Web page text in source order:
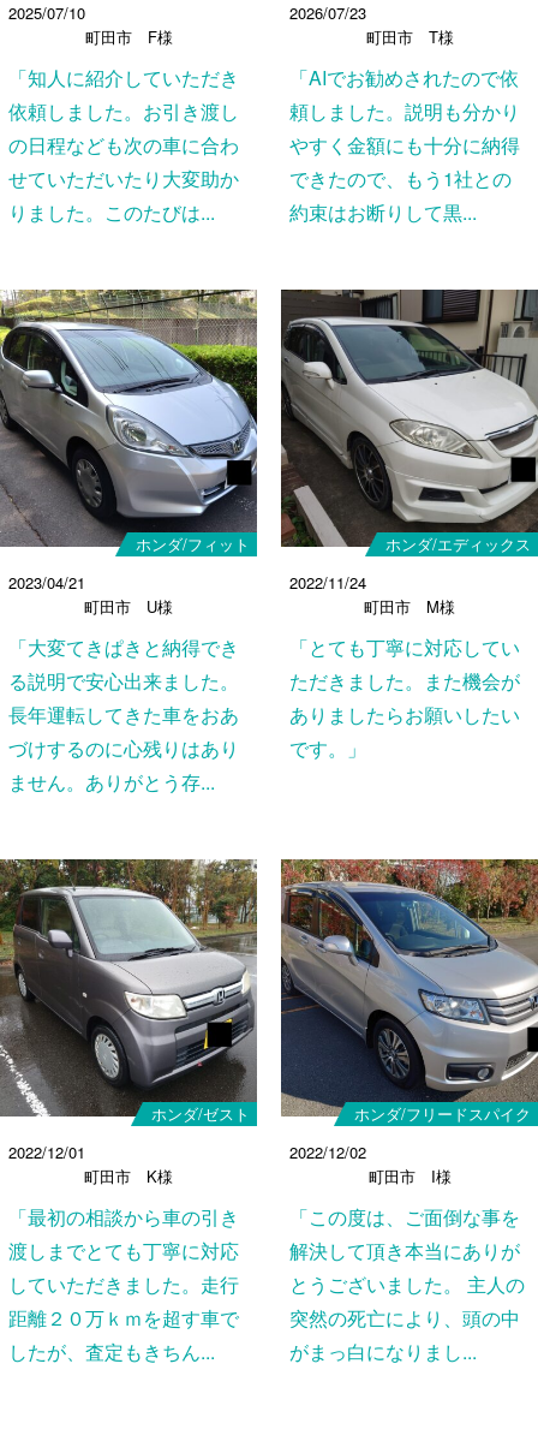
2025/07/10
町田市 F様
「知人に紹介していただき
依頼しました。お引き渡し
の日程なども次の車に合わ
せていただいたり大変助か
りました。このたびは...
2026/07/23
町田市 T様
「AIでお勧めされたので依
頼しました。説明も分かり
やすく金額にも十分に納得
できたので、もう1社との
約束はお断りして黒...
ホンダ/フィット
2023/04/21
町田市 U様
「大変てきぱきと納得でき
る説明で安心出来ました。
長年運転してきた車をおあ
づけするのに心残りはあり
ません。ありがとう存...
ホンダ/エディックス
2022/11/24
町田市 M様
「とても丁寧に対応してい
ただきました。また機会が
ありましたらお願いしたい
です。」
ホンダ/ゼスト
2022/12/01
町田市 K様
「最初の相談から車の引き
渡しまでとても丁寧に対応
していただきました。走行
距離２０万ｋｍを超す車で
したが、査定もきちん...
ホンダ/フリードスパイク
2022/12/02
町田市 I様
「この度は、ご面倒な事を
解決して頂き本当にありが
とうございました。 主人の
突然の死亡により、頭の中
がまっ白になりまし...